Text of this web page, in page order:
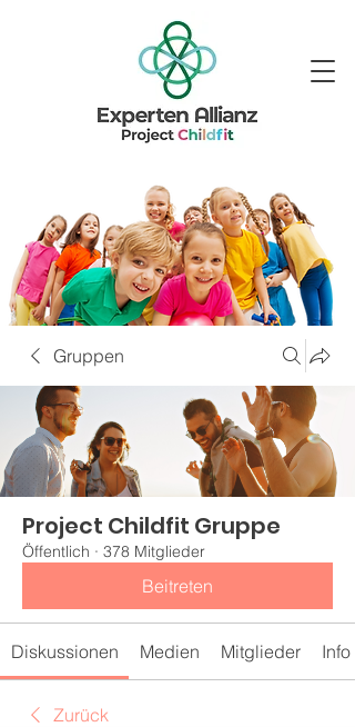
Gruppen
Project Childfit Gruppe
Öffentlich · 378 Mitglieder
Beitreten
Diskussionen Medien Mitglieder Info
Zurück